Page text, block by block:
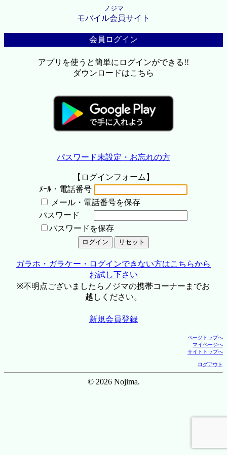
ノジマ
モバイル会員サイト
会員ログイン
アプリを使うと簡単にログインができる!!
ダウンロードはこちら
パスワード未設定・お忘れの方
【ログインフォーム】
ﾒｰﾙ・電話番号
メール・電話番号を保存
パスワード
パスワードを保存
ガラホ・ガラケー・ログインできない方はこちらから
お試し下さい
※不明点ございましたらノジマの携帯コーナーまでお
越しください。
新規会員登録
ページトップへ
マイページへ
サイトトップへ
ログアウト
© 2026 Nojima.